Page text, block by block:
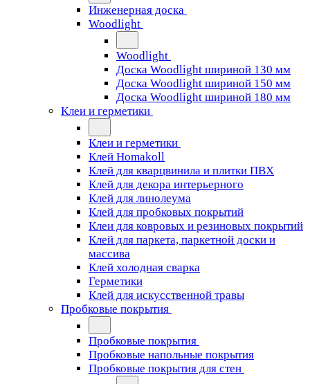
Инженерная доска
Woodlight
Woodlight
Доска Woodlight шириной 130 мм
Доска Woodlight шириной 150 мм
Доска Woodlight шириной 180 мм
Клеи и герметики
Клеи и герметики
Клей Homakoll
Клей для кварцвинила и плитки ПВХ
Клей для декора интерьерного
Клей для линолеума
Клей для пробковых покрытий
Клеи для ковровых и резиновых покрытий
Клей для паркета, паркетной доски и
массива
Клей холодная сварка
Герметики
Клей для искусственной травы
Пробковые покрытия
Пробковые покрытия
Пробковые напольные покрытия
Пробковые покрытия для стен